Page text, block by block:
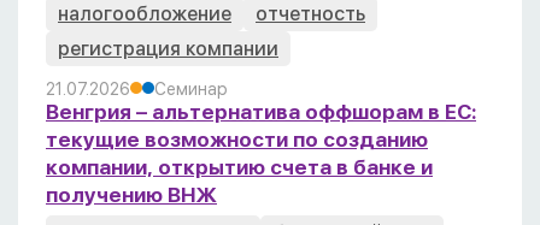
налогообложение
отчетность
регистрация компании
21.07.2026 Семинар
Венгрия – альтернатива оффшорам в ЕС:
текущие возможности по созданию
компании, открытию счета в банке и
получению ВНЖ